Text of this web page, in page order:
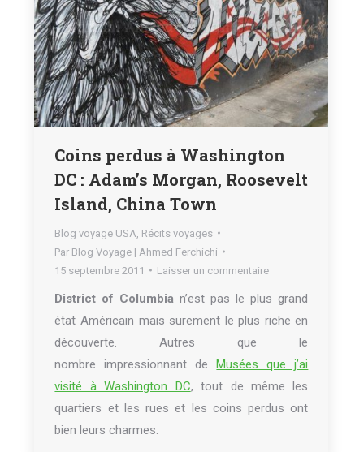
Coins perdus à Washington
DC : Adam’s Morgan, Roosevelt
Island, China Town
Blog voyage USA Récits voyages
Par Blog Voyage | Ahmed Ferchichi
15 septembre 2011
Laisser un commentaire
District of Columbia n’est pas le plus grand
état Américain mais surement le plus riche en
découverte. Autres que le
nombre impressionnant deMusées que j’ai
visité à Washington DC, tout de même les
quartiers et les rues et les coins perdus ont
bien leurs charmes.